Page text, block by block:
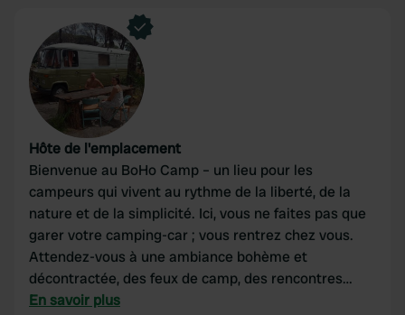
Hôte de l'emplacement
Bienvenue au BoHo Camp – un lieu pour les
campeurs qui vivent au rythme de la liberté, de la
nature et de la simplicité. Ici, vous ne faites pas que
garer votre camping-car ; vous rentrez chez vous.
Attendez-vous à une ambiance bohème et
décontractée, des feux de camp, des rencontres
enrichissantes et la liberté d'être vous-même.
En savoir plus